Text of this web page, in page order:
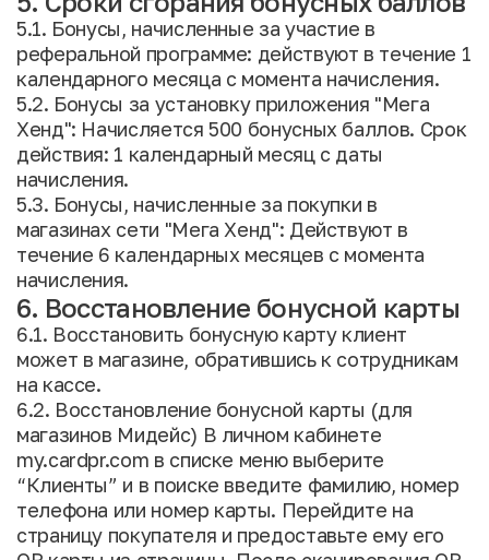
5.1. Бонусы, начисленные за участие в
реферальной программе: действуют в течение 1
календарного месяца с момента начисления.
5.2. Бонусы за установку приложения "Мега
Хенд": Начисляется 500 бонусных баллов. Срок
действия: 1 календарный месяц с даты
начисления.
5.3. Бонусы, начисленные за покупки в
магазинах сети "Мега Хенд": Действуют в
течение 6 календарных месяцев с момента
начисления.
6. Восстановление бонусной карты
6.1. Восстановить бонусную карту клиент
может в магазине, обратившись к сотрудникам
на кассе.
6.2. Восстановление бонусной карты (для
магазинов Мидейс) В личном кабинете
my.cardpr.com в списке меню выберите
“Клиенты” и в поиске введите фамилию, номер
телефона или номер карты. Перейдите на
страницу покупателя и предоставьте ему его